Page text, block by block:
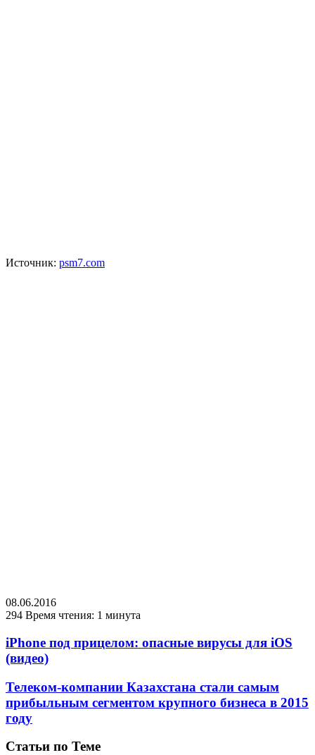
Источник: psm7.com
08.06.2016
294 Время чтения: 1 минута
iPhone под прицелом: опасные вирусы для iOS
(видео)
Телеком-компании Казахстана стали самым
прибыльным сегментом крупного бизнеса в 2015
году
Статьи по Теме